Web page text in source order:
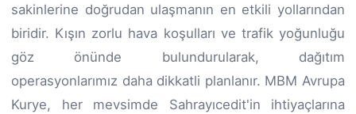
sakinlerine doğrudan ulaşmanın en etkili yollarından
biridir. Kışın zorlu hava koşulları ve trafik yoğunluğu
göz önünde bulundurularak, dağıtım
operasyonlarımız daha dikkatli planlanır. MBM Avrupa
Kurye, her mevsimde Sahrayıcedit'in ihtiyaçlarına